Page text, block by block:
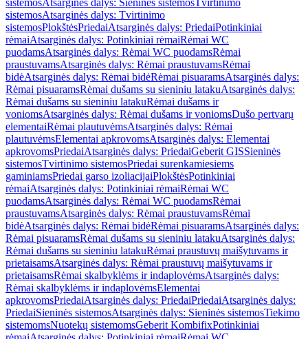
sistemosAtsarginės dalys: Sieninės sistemosTvirtinimo
sistemosAtsarginės dalys: Tvirtinimo
sistemosPlokštėsPriedaiAtsarginės dalys: PriedaiPotinkiniai
rėmaiAtsarginės dalys: Potinkiniai rėmaiRėmai WC
puodamsAtsarginės dalys: Rėmai WC puodamsRėmai
praustuvamsAtsarginės dalys: Rėmai praustuvamsRėmai
bidėAtsarginės dalys: Rėmai bidėRėmai pisuaramsAtsarginės dalys:
Rėmai pisuaramsRėmai dušams su sieniniu latakuAtsarginės dalys:
Rėmai dušams su sieniniu latakuRėmai dušams ir
voniomsAtsarginės dalys: Rėmai dušams ir voniomsDušo pertvarų
elementaiRėmai plautuvėmsAtsarginės dalys: Rėmai
plautuvėmsElementai apkrovomsAtsarginės dalys: Elementai
apkrovomsPriedaiAtsarginės dalys: PriedaiGeberit GISSieninės
sistemosTvirtinimo sistemosPriedai surenkamiesiems
gaminiamsPriedai garso izoliacijaiPlokštėsPotinkiniai
rėmaiAtsarginės dalys: Potinkiniai rėmaiRėmai WC
puodamsAtsarginės dalys: Rėmai WC puodamsRėmai
praustuvamsAtsarginės dalys: Rėmai praustuvamsRėmai
bidėAtsarginės dalys: Rėmai bidėRėmai pisuaramsAtsarginės dalys:
Rėmai pisuaramsRėmai dušams su sieniniu latakuAtsarginės dalys:
Rėmai dušams su sieniniu latakuRėmai praustuvų maišytuvams ir
prietaisamsAtsarginės dalys: Rėmai praustuvų maišytuvams ir
prietaisamsRėmai skalbyklėms ir indaplovėmsAtsarginės dalys:
Rėmai skalbyklėms ir indaplovėmsElementai
apkrovomsPriedaiAtsarginės dalys: PriedaiPriedaiAtsarginės dalys:
PriedaiSieninės sistemosAtsarginės dalys: Sieninės sistemosTiekimo
sistemomsNuotekų sistemomsGeberit KombifixPotinkiniai